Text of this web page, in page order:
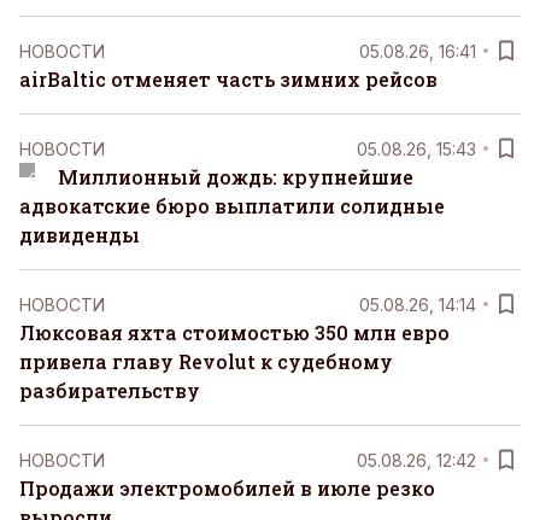
НОВОСТИ 05.08.26, 16:41
airBaltic отменяет часть зимних рейсов
НОВОСТИ 05.08.26, 15:43
Миллионный дождь: крупнейшие
адвокатские бюро выплатили солидные
дивиденды
НОВОСТИ 05.08.26, 14:14
Люксовая яхта стоимостью 350 млн евро
привела главу Revolut к судебному
разбирательству
НОВОСТИ 05.08.26, 12:42
Продажи электромобилей в июле резко